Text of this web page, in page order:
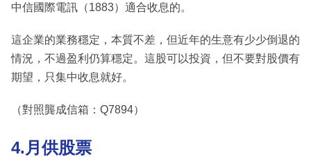
中信國際電訊（1883）適合收息的。
這企業的業務穩定，本質不差，但近年的生意有少少倒退的
情況，不過盈利仍算穩定。這股可以投資，但不要對股價有
期望，只集中收息就好。
（對照龔成信箱：Q7894）
4.月供股票